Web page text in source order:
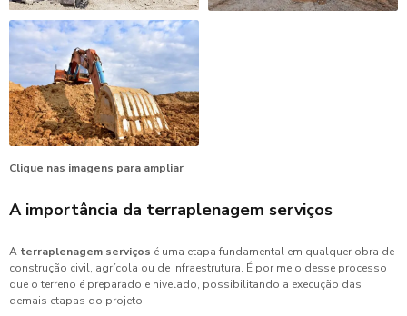
Clique nas imagens para ampliar
A importância da terraplenagem serviços
A terraplenagem serviços é uma etapa fundamental em qualquer obra de
construção civil, agrícola ou de infraestrutura. É por meio desse processo
que o terreno é preparado e nivelado, possibilitando a execução das
demais etapas do projeto.